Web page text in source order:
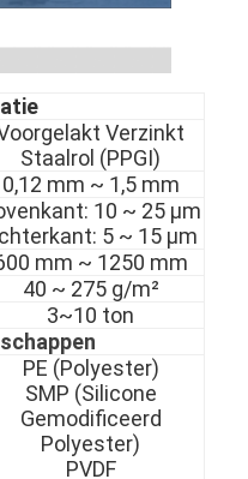
Verzinkt
Staalrol (PPGI)
0,12 mm ~ 1,5 mm
10 ~ 25 μm
5 ~ 15 μm
mm ~ 1250 mm
40 ~ 275 g/m²
3~10 ton
PE (Polyester)
SMP (Silicone
Gemodificeerd
Polyester)
PVDF